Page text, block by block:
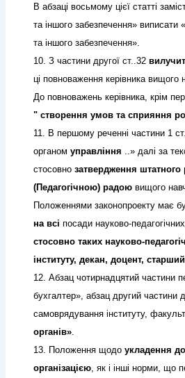
В абзаці восьмому цієї статті
та іншого забезпечення» виписати «
та іншого забезпечення».
10. З частини другої ст..32
ці повноваження керівника вищого
До повноважень керівника, крім
" створення умов та сприяння
11. В першому реченні частини 1
органом управління ..» далі за
стосовно затвердження штатного
(Педагогічною) радою вищого
Положеннями законопроекту має
на всі посади науково-
стосовно таких науково-
інституту, декан, доцент,
12. Абзац чотирнадцятий частини
бухгалтер», абзац другий частини
самоврядування інституту,
органів»
13. Положення щодо укладення
організацією , як і інші норми, що